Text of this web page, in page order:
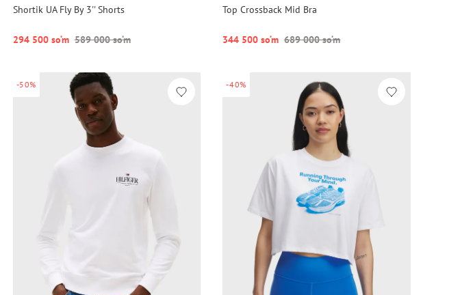
Shortik UA Fly By 3'' Shorts
294 500 so‘m 589 000 so‘m
Top Crossback Mid Bra
344 500 so‘m 689 000 so‘m
-50% -40%